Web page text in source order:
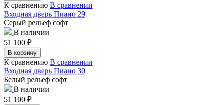
К сравнению В сравнении
Входная дверь Пиано 29
Серый рельеф софт
В наличии
51 100 ₽
В корзину
К сравнению В сравнении
Входная дверь Пиано 30
Белый рельеф софт
В наличии
51 100 ₽